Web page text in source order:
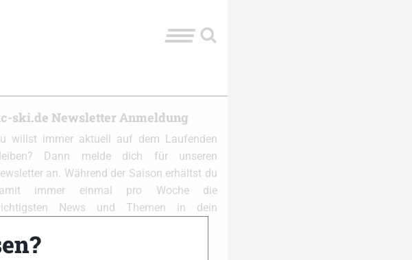
ski.de Newsletter Anmeldung
willst immer aktuell auf dem Laufenden
Dann melde dich für unseren
an. Während der Saison erhältst du
immer einmal pro Woche die
News und Themen in dein